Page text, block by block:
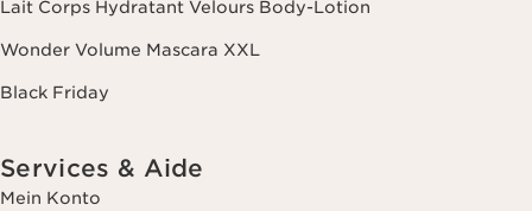
Lait Corps Hydratant Velours Body-Lotion
Wonder Volume Mascara XXL
Black Friday
Services & Aide
Mein Konto